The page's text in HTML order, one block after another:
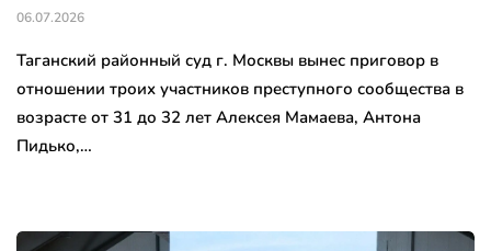
06.07.2026
Таганский районный суд г. Москвы вынес приговор в
отношении троих участников преступного сообщества в
возрасте от 31 до 32 лет Алексея Мамаева, Антона
Пидько,…